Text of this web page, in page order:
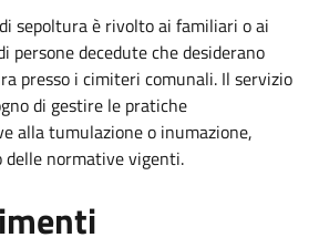
sepoltura è rivolto ai familiari o ai
persone decedute che desiderano
presso i cimiteri comunali. Il servizio
di gestire le pratiche
alla tumulazione o inumazione,
normative vigenti.